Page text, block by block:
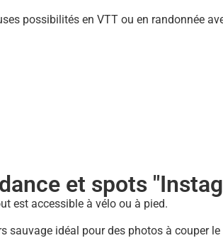
possibilités en VTT ou en randonnée
et spots
est accessible à vélo ou à pied.
sauvage idéal pour des photos à couper le